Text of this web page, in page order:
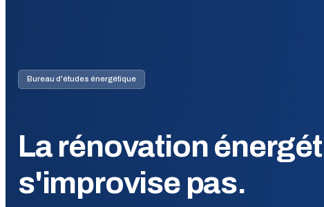
Bureau d'études énergétique
La rénovation
s'improvise pas.